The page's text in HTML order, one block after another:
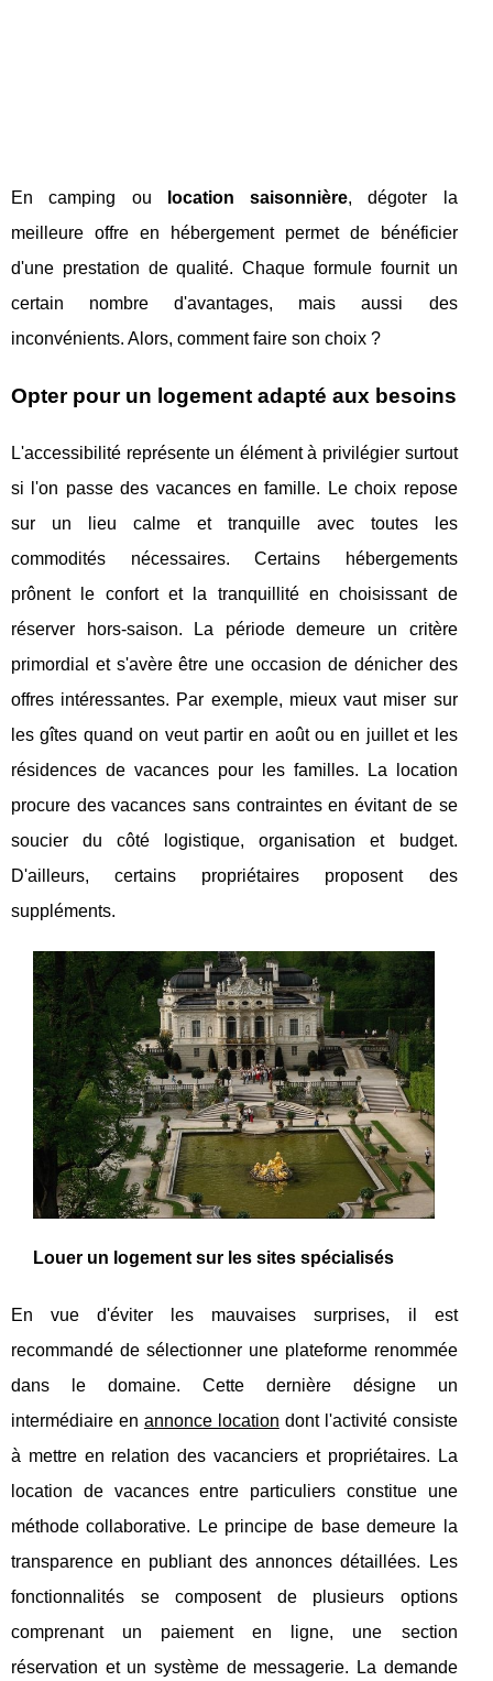
En camping ou location saisonnière, dégoter la
meilleure offre en hébergement permet de bénéficier
d'une prestation de qualité. Chaque formule fournit un
certain nombre d'avantages, mais aussi des
inconvénients. Alors, comment faire son choix ?
Opter pour un logement adapté aux besoins
L'accessibilité représente un élément à privilégier surtout
si l'on passe des vacances en famille. Le choix repose
sur un lieu calme et tranquille avec toutes les
commodités nécessaires. Certains hébergements
prônent le confort et la tranquillité en choisissant de
réserver hors-saison. La période demeure un critère
primordial et s'avère être une occasion de dénicher des
offres intéressantes. Par exemple, mieux vaut miser sur
les gîtes quand on veut partir en août ou en juillet et les
résidences de vacances pour les familles. La location
procure des vacances sans contraintes en évitant de se
soucier du côté logistique, organisation et budget.
D'ailleurs, certains propriétaires proposent des
suppléments.
Louer un logement sur les sites spécialisés
En vue d'éviter les mauvaises surprises, il est
recommandé de sélectionner une plateforme renommée
dans le domaine. Cette dernière désigne un
intermédiaire en annonce location dont l'activité consiste
à mettre en relation des vacanciers et propriétaires. La
location de vacances entre particuliers constitue une
méthode collaborative. Le principe de base demeure la
transparence en publiant des annonces détaillées. Les
fonctionnalités se composent de plusieurs options
comprenant un paiement en ligne, une section
réservation et un système de messagerie. La demande